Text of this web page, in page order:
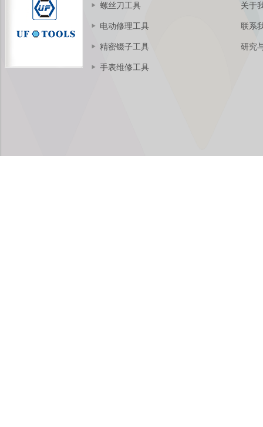
金士顿充电式电动螺
调扭矩电动维修工具
螺丝刀工具
电动修理工具
精密镊子工具
手表维修工具
关于
联系
研究